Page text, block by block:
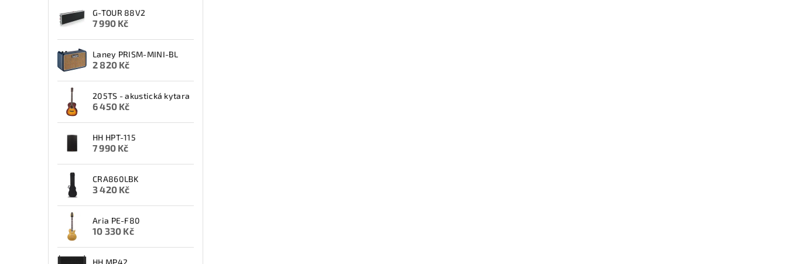
G-TOUR 88V2
7 990 Kč
Laney PRISM-MINI-BL
2 820 Kč
205TS - akustická kytara
6 450 Kč
HH HPT-115
7 990 Kč
CRA860LBK
3 420 Kč
Aria PE-F80
10 330 Kč
HH MP42